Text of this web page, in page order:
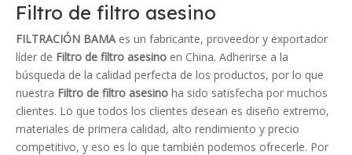
Filtro de filtro asesino
FILTRACIÓN BAMAes un fabricante, proveedor y exportador
líder de Filtro de filtro asesino en China. Adherirse a la
búsqueda de la calidad perfecta de los productos, por lo que
nuestra Filtro de filtro asesino ha sido satisfecha por muchos
clientes. Lo que todos los clientes desean es diseño extremo,
materiales de primera calidad, alto rendimiento y precio
competitivo, y eso es lo que también podemos ofrecerle. Por